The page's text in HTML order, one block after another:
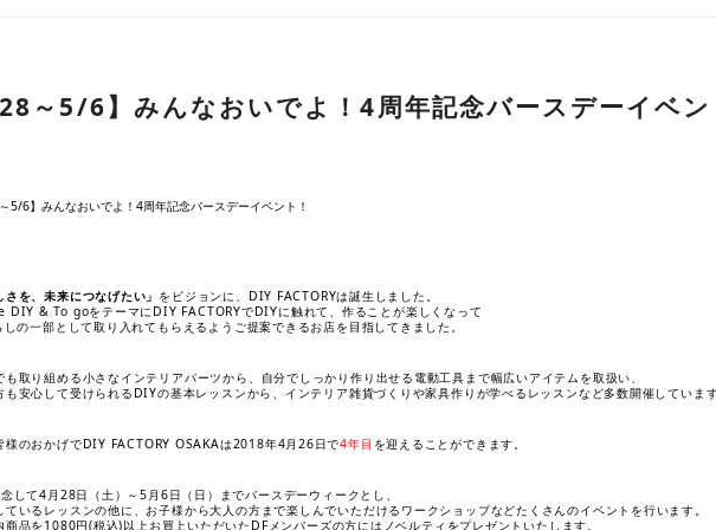
28～5/6】みんなおいでよ！4周年記念バースデーイベン
さを、未来につなげたい」 をビジョンに、DIY FACTORYは誕生しました。
DIY & To goをテーマにDIY FACTORYでDIYに触れて、作ることが楽しくなって
の一部として取り入れてもらえるようご提案できるお店を目指してきました。
も取り組める小さなインテリアパーツから、自分でしっかり作り出せる電動工具まで幅広いアイテムを取扱い、
も安心して受けられるDIYの基本レッスンから、インテリア雑貨づくりや家具作りが学べるレッスンなど多数開催しています
様のおかげでDIY FACTORY OSAKAは2018年4月26日で4年目 を迎えることができます。
して4月28日（土）～5月6日（日）までバースデーウィークとし、
ているレッスンの他に、お子様から大人の方まで楽しんでいただけるワークショップなどたくさんのイベントを行います。
商品を1080円(税込)以上お買上いただいたDFメンバーズの方にはノベルティをプレゼントいたします。